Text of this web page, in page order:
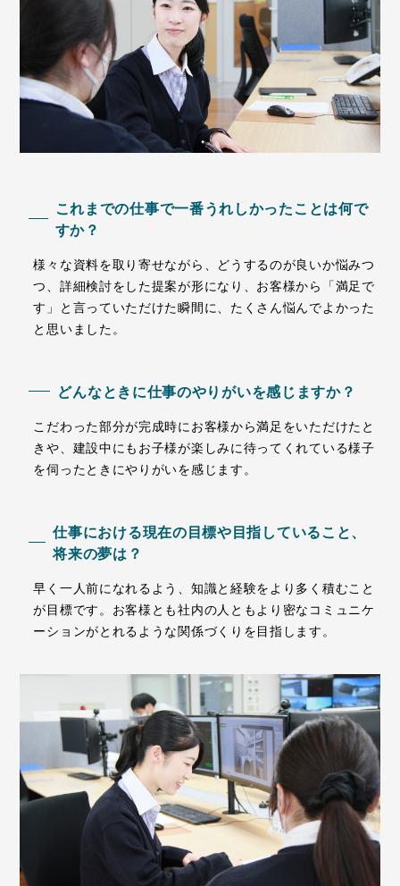
これまでの仕事で一番うれしかったことは何で
すか？
様々な資料を取り寄せながら、どうするのが良いか悩みつ
つ、詳細検討をした提案が形になり、お客様から「満足で
す」と言っていただけた瞬間に、たくさん悩んでよかった
と思いました。
どんなときに仕事のやりがいを感じますか？
こだわった部分が完成時にお客様から満足をいただけたと
きや、建設中にもお子様が楽しみに待ってくれている様子
を伺ったときにやりがいを感じます。
仕事における現在の目標や目指していること、
将来の夢は？
早く一人前になれるよう、知識と経験をより多く積むこと
が目標です。お客様とも社内の人ともより密なコミュニケ
ーションがとれるような関係づくりを目指します。